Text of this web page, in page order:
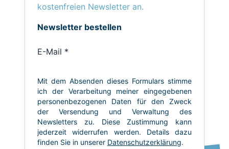
kostenfreien Newsletter an.